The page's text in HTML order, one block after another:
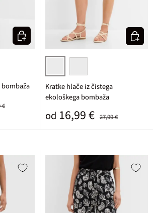
€
Izberi varianto
bela/jagodna potiskana
bela/pastelno rumena
Kratke hlače iz čistega
ekološkega bombaža
Prodajna cena
od 16,99 € 27,99 €
Izberi